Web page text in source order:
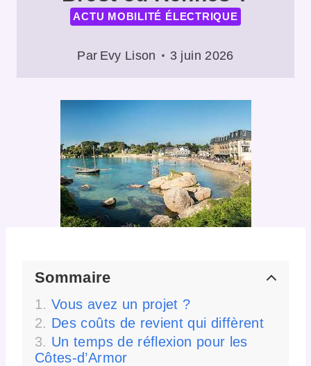
ACTU MOBILITÉ ÉLECTRIQUE
Par Evy Lison 3 juin 2026
Sommaire
Vous avez un projet ?
Des coûts de revient qui diffèrent
Un temps de réflexion pour les
Côtes-d’Armor